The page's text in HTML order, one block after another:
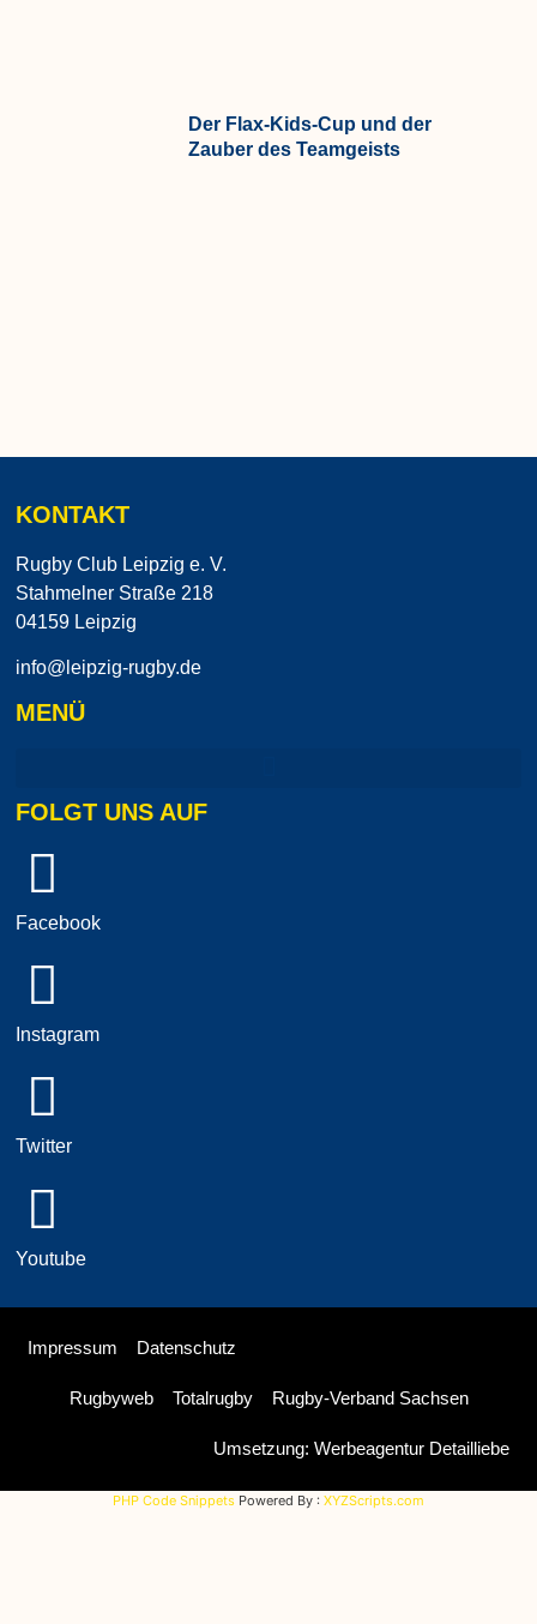
Der Flax-Kids-Cup und der
Zauber des Teamgeists
KONTAKT
Rugby Club Leipzig e. V.
Stahmelner Straße 218
04159 Leipzig
info@leipzig-rugby.de
MENÜ
FOLGT UNS AUF
Facebook
Instagram
Twitter
Youtube
Impressum Datenschutz
Rugbyweb Totalrugby Rugby-Verband Sachsen
Umsetzung: Werbeagentur Detailliebe
PHP Code Snippets Powered By : XYZScripts.com